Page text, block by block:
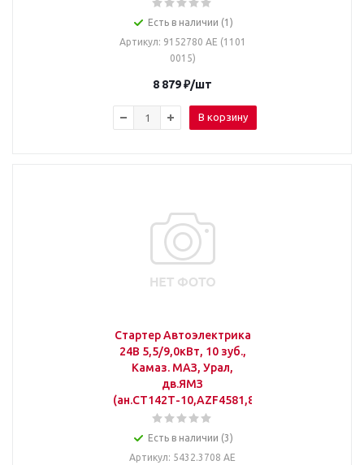
Есть в наличии (1)
Артикул: 9152780 АЕ (1101
0015)
8 879₽/шт
В корзину
Стартер Автоэлектрика
24В 5,5/9,0кВт, 10 зуб.,
Камаз. МАЗ, Урал,
дв.ЯМЗ
(ан.СТ142Т-10,AZF4581,8922.3
Есть в наличии (3)
Артикул: 5432.3708 АЕ